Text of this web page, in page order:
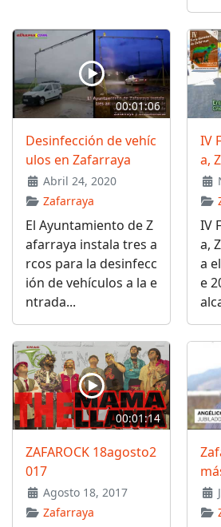
00:01:06
Desinfección de vehíc
ulos en Zafarraya
Abril 24, 2020
Zafarraya
El Ayuntamiento de Z
afarraya instala tres a
rcos para la desinfecc
ión de vehículos a la e
ntrada...
IV
a,
IV
a,
a
e
00:01:14
ZAFAROCK 18agosto2
017
Agosto 18, 2017
Zafarraya